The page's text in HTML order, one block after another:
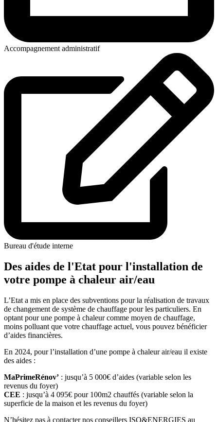
Accompagnement administratif
Bureau d'étude interne
Des aides de l'Etat pour l'installation de
votre pompe à chaleur air/eau
L’Etat a mis en place des subventions pour la réalisation de travaux
de changement de système de chauffage pour les particuliers. En
optant pour une pompe à chaleur comme moyen de chauffage,
moins polluant que votre chauffage actuel, vous pouvez bénéficier
d’aides financières.
En 2024, pour l’installation d’une pompe à chaleur air/eau il existe
des aides :
MaPrimeRénov’ : jusqu’à 5 000€ d’aides (variable selon les
revenus du foyer)
CEE : jusqu’à 4 095€ pour 100m2 chauffés (variable selon la
superficie de la maison et les revenus du foyer)
N’hésitez pas à contacter nos conseillers ISO&ENERGIES au